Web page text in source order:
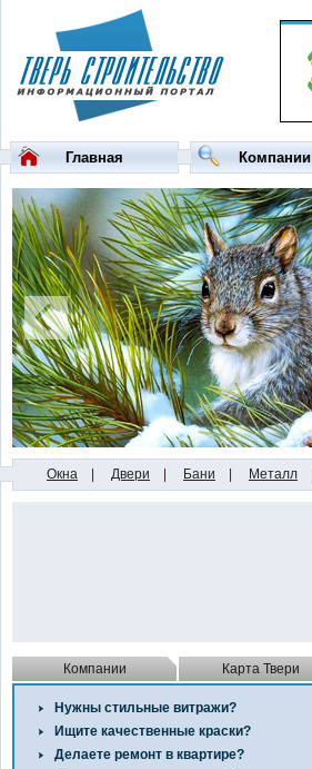
Главная Компании
Окна Двери Бани Металл
Компании Карта Твери
Нужны стильные витражи?
Ищите качественные краски?
Делаете ремонт в квартире?